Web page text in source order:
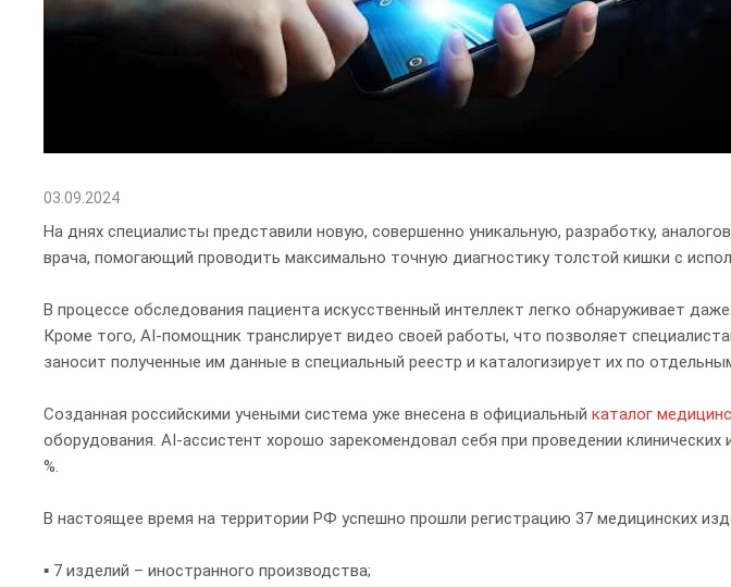
03.09.2024
На днях специалисты представили новую, совершенно уникальную, разработку,
врача, помогающий проводить максимально точную диагностику толстой кишки с
В процессе обследования пациента искусственный интеллект легко обнаруживает
Кроме того, AI-помощник транслирует видео своей работы, что позволяет
заносит полученные им данные в специальный реестр и каталогизирует их по
Созданная российскими учеными система уже внесена в официальный каталог
оборудования. AI-ассистент хорошо зарекомендовал себя при проведении
%.
В настоящее время на территории РФ успешно прошли регистрацию 37 медицинских
▪ 7 изделий – иностранного производства;